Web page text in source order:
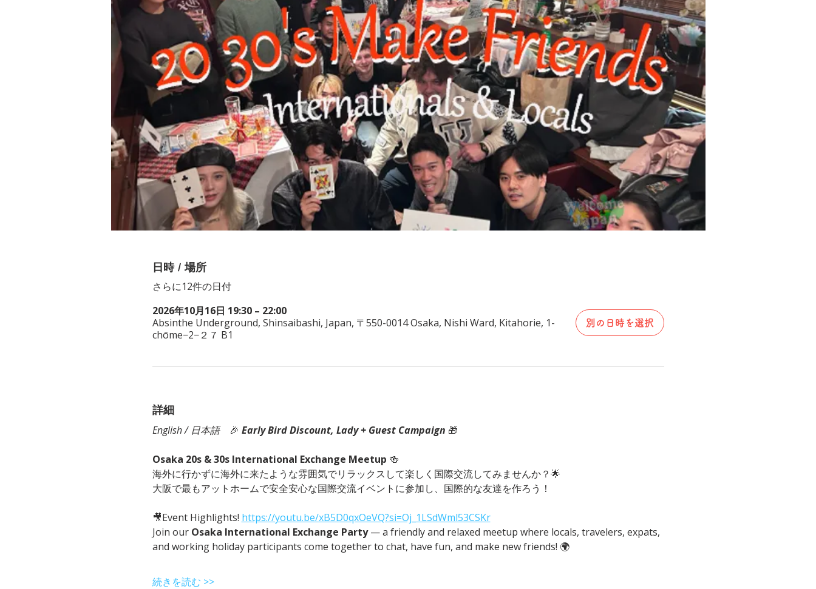
日時 / 場所
さらに12件の日付
2026年10月16日 19:30 – 22:00
Absinthe Underground, Shinsaibashi, Japan, 〒550-0014 Osaka, Nishi Ward, Kitahorie, 1-
chōme−2−２７ B1
別の日時を選択
詳細
English / 日本語 🎉 Early Bird Discount, Lady + Guest Campaign 🎁
Osaka 20s & 30s International Exchange Meetup 🍻
海外に行かずに海外に来たような雰囲気でリラックスして楽しく国際交流してみませんか？🌟
大阪で最もアットホームで安全安心な国際交流イベントに参加し、国際的な友達を作ろう！
🎥Event Highlights! https://youtu.be/xB5D0qxOeVQ?si=Oj_1LSdWml53CSKr
Join our Osaka International Exchange Party — a friendly and relaxed meetup where locals, travelers, expats,
and working holiday participants come together to chat, have fun, and make new friends! 🌍
続きを読む >>